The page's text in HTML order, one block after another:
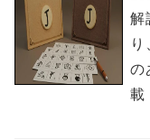
解
の
載